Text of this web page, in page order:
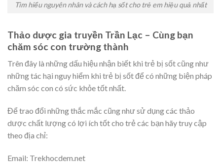
Tìm hiểu nguyên nhân và cách hạ sốt cho trẻ em hiệu quả nhất
Thảo dược gia truyền Trần Lạc – Cùng bạn
chăm sóc con trường thành
Trên đây là những dấu hiệu nhận biết khi trẻ bị sốt cũng như
những tác hại nguy hiểm khi trẻ bị sốt để có những biện pháp
chăm sóc con có sức khỏe tốt nhất.
Để trao đổi những thắc mắc cũng như sử dụng các thảo
dược chất lượng có lợi ích tốt cho trẻ các bạn hãy truy cập
theo địa chỉ:
Email: Trekhocdem.net